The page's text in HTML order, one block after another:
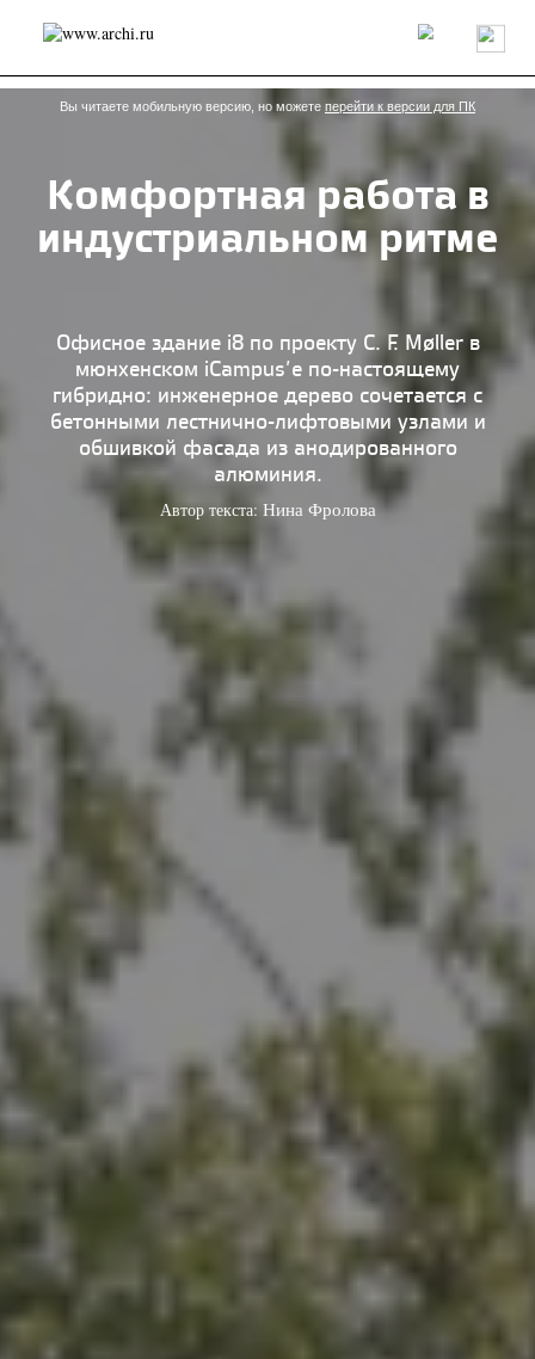
Россия Мир Технологии Интерьер Пресса
Архитекторы
Проекты
Конкурсы События Книги Вакансии
send.project Анонсы конкурсов
Блог
Интервью Исследование
Обзор
Объект
Результаты конкурса
Выставка
Книги
Наследие Образование
Урбанистика
Вы читаете мобильную версию, но можете перейти к версии для ПК
Комфортная работа в
индустриальном ритме
Офисное здание i8 по проекту C. F. Møller в
мюнхенском iCampus’е по-настоящему
гибридно: инженерное дерево сочетается с
бетонными лестнично-лифтовыми узлами и
обшивкой фасада из анодированного
алюминия.
Автор текста: Нина Фролова